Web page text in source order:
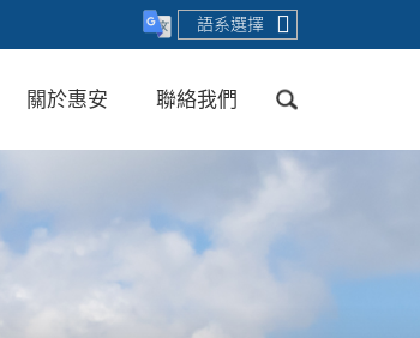
語系選擇
關於惠安 聯絡我們
送出